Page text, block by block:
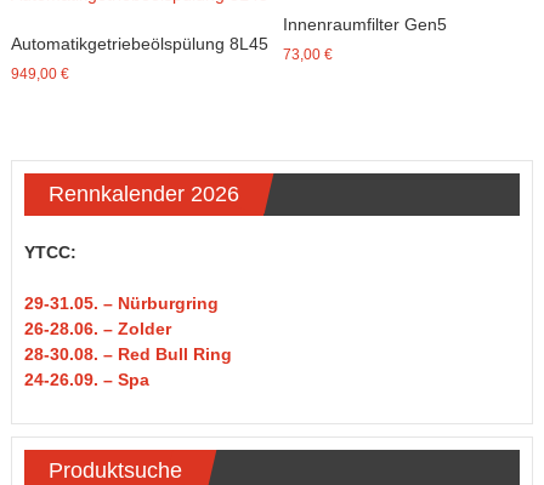
Automatikgetriebeölspülung 8L45
949,00 €
Innenraumfilter Gen5
73,00 €
Rennkalender 2026
YTCC:
29-31.05. – Nürburgring
26-28.06. – Zolder
28-30.08. – Red Bull Ring
24-26.09. – Spa
Produktsuche